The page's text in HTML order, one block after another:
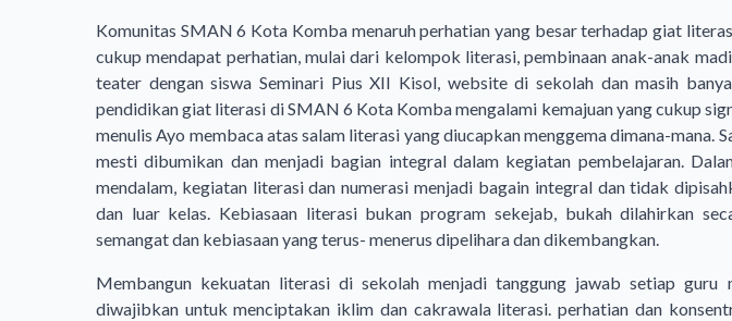
Komunitas SMAN 6 Kota Komba menaruh perhatian yang besar terhadap giat
cukup mendapat perhatian, mulai dari kelompok literasi, pembinaan anak-anak
teater dengan siswa Seminari Pius XII Kisol, website di sekolah dan masih
pendidikan giat literasi di SMAN 6 Kota Komba mengalami kemajuan yang cukup
menulis Ayo membaca atas salam literasi yang diucapkan menggema dimana-mana.
mesti dibumikan dan menjadi bagian integral dalam kegiatan pembelajaran.
mendalam, kegiatan literasi dan numerasi menjadi bagain integral dan tidak
dan luar kelas. Kebiasaan literasi bukan program sekejab, bukah dilahirkan
semangat dan kebiasaan yang terus- menerus dipelihara dan dikembangkan.
Membangun kekuatan literasi di sekolah menjadi tanggung jawab setiap guru
diwajibkan untuk menciptakan iklim dan cakrawala literasi. perhatian dan